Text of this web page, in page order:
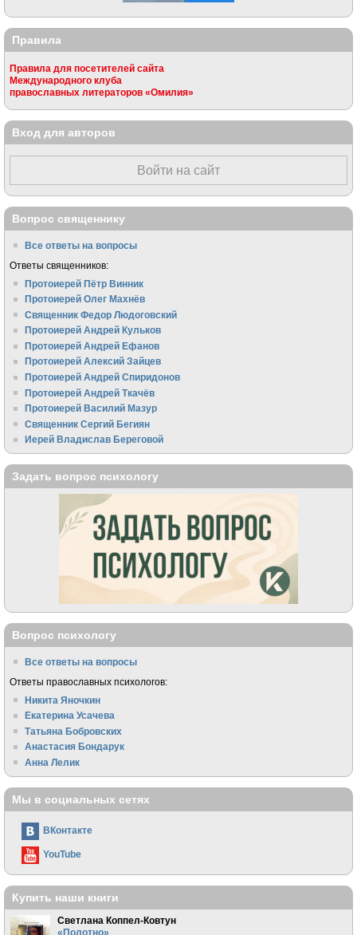
Правила
Правила для посетителей сайта
Международного клуба
православных литераторов «Омилия»
Вход для авторов
Войти на сайт
Вопрос священнику
Все ответы на вопросы
Ответы священников:
Протоиерей Пётр Винник
Протоиерей Олег Махнёв
Священник Федор Людоговский
Протоиерей Андрей Кульков
Протоиерей Андрей Ефанов
Протоиерей Алексий Зайцев
Протоиерей Андрей Спиридонов
Протоиерей Андрей Ткачёв
Протоиерей Василий Мазур
Священник Сергий Бегиян
Иерей Владислав Береговой
Задать вопрос психологу
Вопрос психологу
Все ответы на вопросы
Ответы православных психологов:
Никита Яночкин
Екатерина Усачева
Татьяна Бобровских
Анастасия Бондарук
Анна Лелик
Мы в социальных сетях
ВКонтакте
YouTube
Купить наши книги
Светлана Коппел-Ковтун
«Полотно»